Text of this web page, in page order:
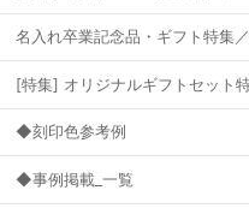
名入れ卒業記念品・ギフト特集
[特集] オリジナルギフトセット
◆刻印色参考例
◆事例掲載_一覧